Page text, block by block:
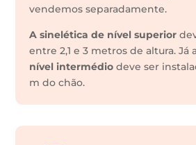
vendemos separadamente.
A sinelética de nível superior
entre 2,1 e 3 metros de altura. Já
nível intermédiodeve ser
m do chão.